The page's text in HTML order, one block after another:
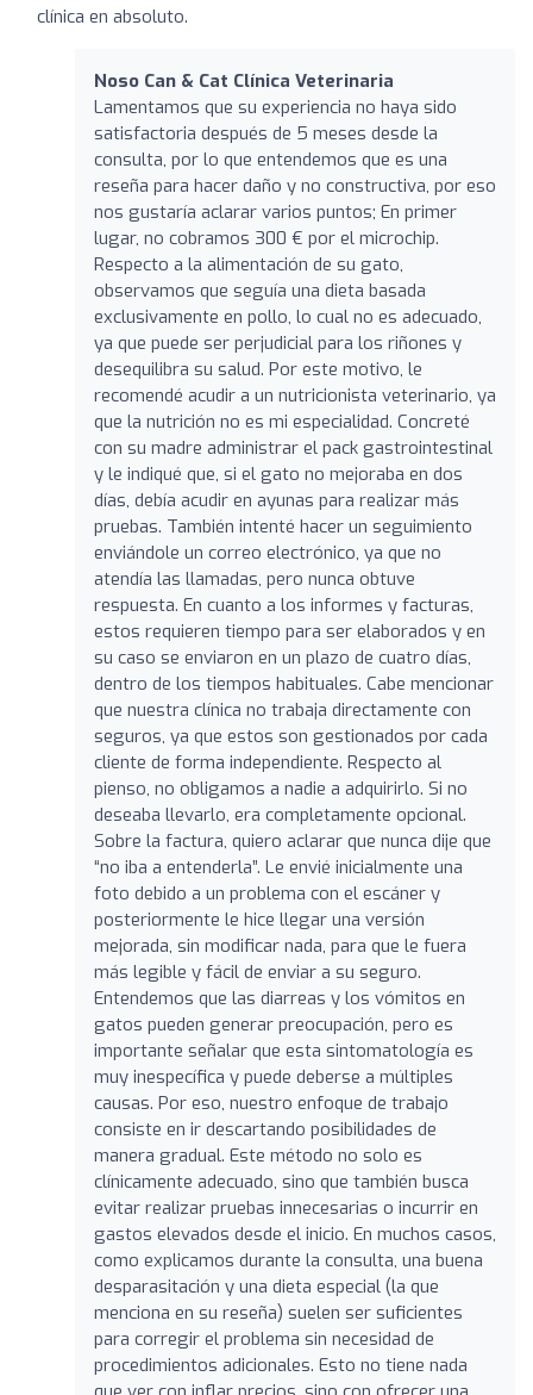
clínica en absoluto.
Noso Can & Cat Clínica Veterinaria
Lamentamos que su experiencia no haya sido
satisfactoria después de 5 meses desde la
consulta, por lo que entendemos que es una
reseña para hacer daño y no constructiva, por eso
nos gustaría aclarar varios puntos; En primer
lugar, no cobramos 300 € por el microchip.
Respecto a la alimentación de su gato,
observamos que seguía una dieta basada
exclusivamente en pollo, lo cual no es adecuado,
ya que puede ser perjudicial para los riñones y
desequilibra su salud. Por este motivo, le
recomendé acudir a un nutricionista veterinario, ya
que la nutrición no es mi especialidad. Concreté
con su madre administrar el pack gastrointestinal
y le indiqué que, si el gato no mejoraba en dos
días, debía acudir en ayunas para realizar más
pruebas. También intenté hacer un seguimiento
enviándole un correo electrónico, ya que no
atendía las llamadas, pero nunca obtuve
respuesta. En cuanto a los informes y facturas,
estos requieren tiempo para ser elaborados y en
su caso se enviaron en un plazo de cuatro días,
dentro de los tiempos habituales. Cabe mencionar
que nuestra clínica no trabaja directamente con
seguros, ya que estos son gestionados por cada
cliente de forma independiente. Respecto al
pienso, no obligamos a nadie a adquirirlo. Si no
deseaba llevarlo, era completamente opcional.
Sobre la factura, quiero aclarar que nunca dije que
“no iba a entenderla”. Le envié inicialmente una
foto debido a un problema con el escáner y
posteriormente le hice llegar una versión
mejorada, sin modificar nada, para que le fuera
más legible y fácil de enviar a su seguro.
Entendemos que las diarreas y los vómitos en
gatos pueden generar preocupación, pero es
importante señalar que esta sintomatología es
muy inespecífica y puede deberse a múltiples
causas. Por eso, nuestro enfoque de trabajo
consiste en ir descartando posibilidades de
manera gradual. Este método no solo es
clínicamente adecuado, sino que también busca
evitar realizar pruebas innecesarias o incurrir en
gastos elevados desde el inicio. En muchos casos,
como explicamos durante la consulta, una buena
desparasitación y una dieta especial (la que
menciona en su reseña) suelen ser suficientes
para corregir el problema sin necesidad de
procedimientos adicionales. Esto no tiene nada